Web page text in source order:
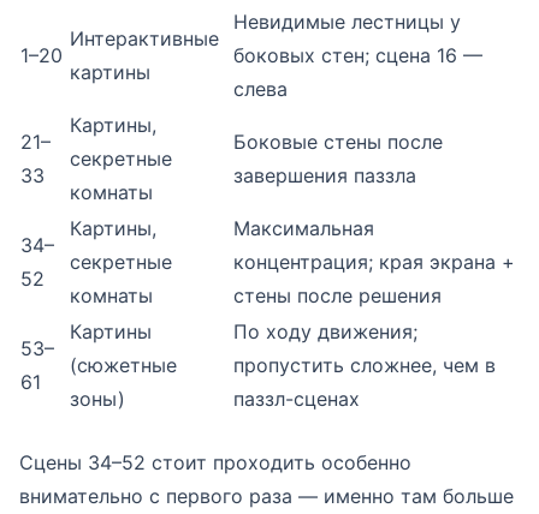
1–20
Интерактивные
картины
Невидимые лестницы у
боковых стен; сцена 16 —
слева
21–
33
Картины,
секретные
комнаты
Боковые стены после
завершения паззла
34–
52
Картины,
секретные
комнаты
Максимальная
концентрация; края экрана +
стены после решения
53–
61
Картины
(сюжетные
зоны)
По ходу движения;
пропустить сложнее, чем в
паззл-сценах
Сцены 34–52 стоит проходить особенно
внимательно с первого раза — именно там больше